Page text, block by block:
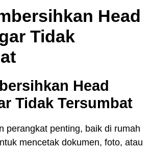
Head
Tidak
Head
Tidak Tersumbat
perangkat penting, baik di rumah
mencetak dokumen, foto, atau